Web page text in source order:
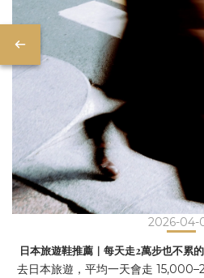
2026-04-
日本旅遊鞋推薦｜每天走2萬步也不累
去日本旅遊，平均一天會走